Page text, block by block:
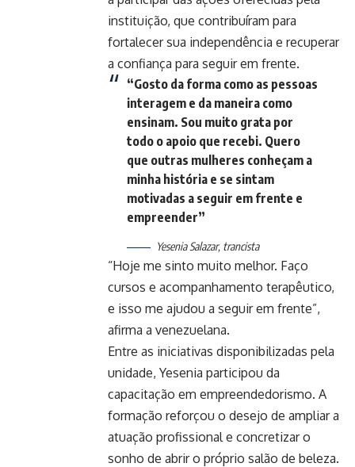
instituição, que contribuíram para
fortalecer sua independência e recuperar
a confiança para seguir em frente.
“Gosto da forma como as pessoas
interagem e da maneira como
ensinam. Sou muito grata por
todo o apoio que recebi. Quero
que outras mulheres conheçam a
minha história e se sintam
motivadas a seguir em frente e
empreender”
Yesenia Salazar, trancista
“Hoje me sinto muito melhor. Faço
cursos e acompanhamento terapêutico,
e isso me ajudou a seguir em frente”,
afirma a venezuelana.
Entre as iniciativas disponibilizadas pela
unidade, Yesenia participou da
capacitação em empreendedorismo. A
formação reforçou o desejo de ampliar a
atuação profissional e concretizar o
sonho de abrir o próprio salão de beleza.